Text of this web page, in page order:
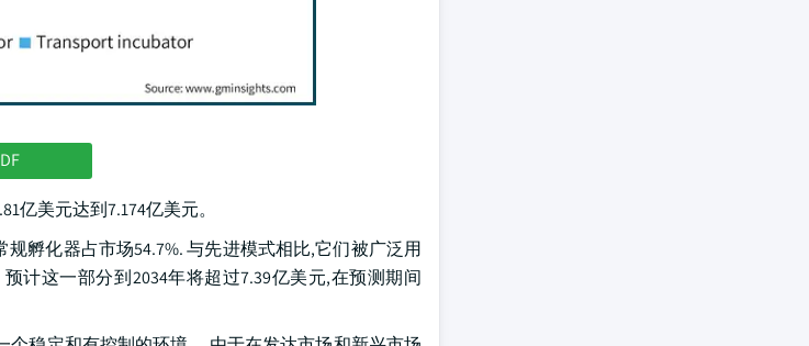
亿美元达到7.174亿美元。
孵化器占市场54.7%. 与先进模式相比,它们被广泛用
计这一部分到2034年将超过7.39亿美元,在预测期间